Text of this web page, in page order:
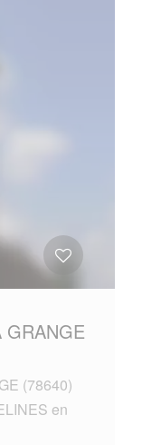
GRANGE
(78640)
en